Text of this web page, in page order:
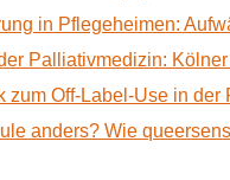
in Pflegeheimen:
Palliativmedizin:
zum Off-Label-Use in
anders? Wie